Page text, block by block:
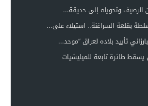
الرصيف وتحويله إلى حديقة...
بقلعة السراغنة.. استيلاء على...
تأييد بلاده لعراق “موحد...
يسقط طائرة تابعة للميليشيات